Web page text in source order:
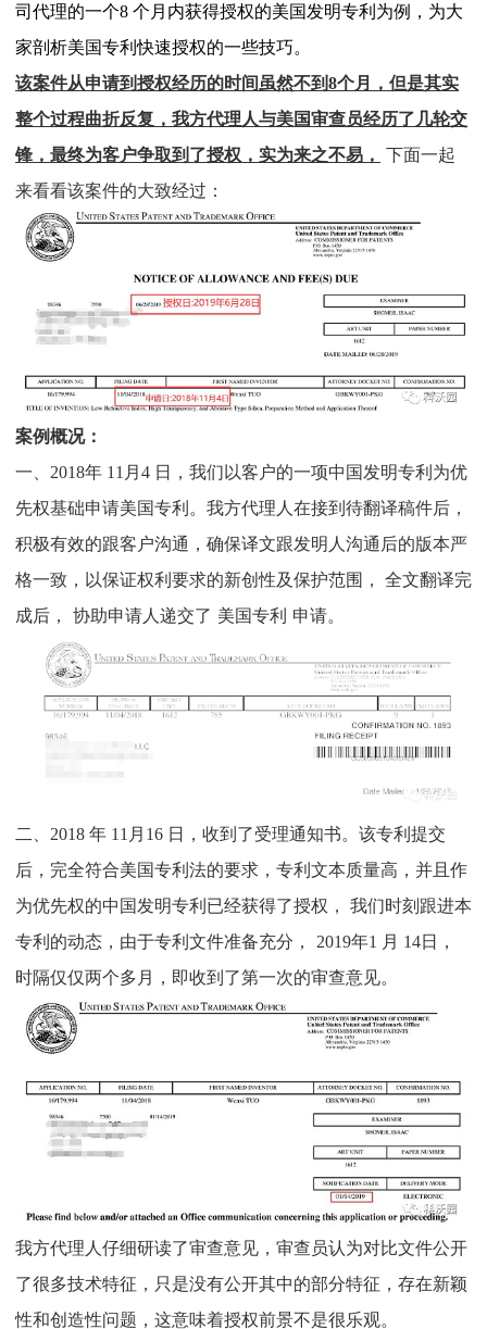
司代理的一个8 个月内获得授权的美国发明专利为例，为大
家剖析美国专利快速授权的一些技巧。
该案件从申请到授权经历的时间虽然不到8个月，但是其实
整个过程曲折反复，我方代理人与美国审查员经历了几轮交
锋，最终为客户争取到了授权，实为来之不易，
下面一起
来看看该案件的大致经过：
案例概况：
一、 2018年 11 月 4 日，我们以客户的一项中国发明专利为优
先权基础申请美国专利。我方代理人在接到待翻译稿件后，
积极有效的跟客户沟通，确保译文跟发明人沟通后的版本严
格一致，以保证权利要求的新创性及保护范围，
全文翻译完
成后，
协助申请人递交了 美国专利 申请。
二、 2018 年 11 月 16 日，收到了受理通知书。该专利提交
后，完全符合美国专利法的要求，专利文本质量高，并且作
为优先权的中国发明专利已经获得了授权，
我们时刻跟进本
专利的动态， 由于专利文件准备充分， 2019年1 月 14日，
时隔仅仅两个多月，即收到了第一次的审查意见。
我方代理人仔细研读了审查意见，审查员认为对比文件公开
了很多技术特征，只是没有公开其中的部分特征，存在新颖
性和创造性问题，这意味着授权前景不是很乐观。